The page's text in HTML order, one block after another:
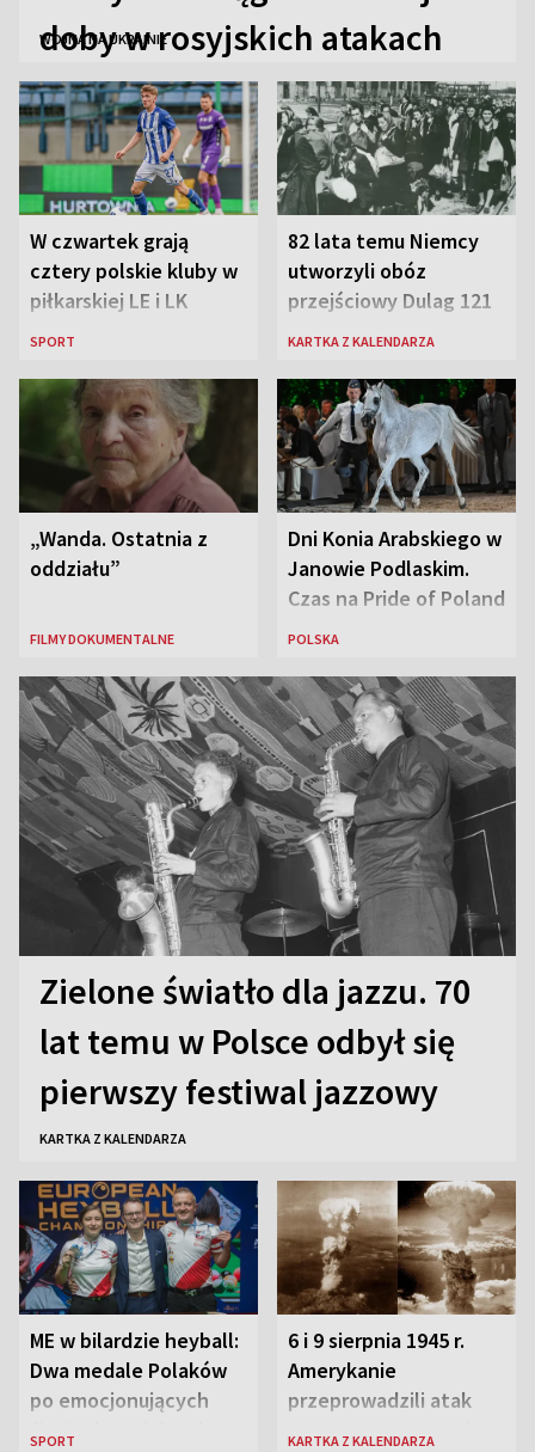
doby w rosyjskich atakach
WOJNA NA UKRAINIE
W czwartek grają
cztery polskie kluby w
piłkarskiej LE i LK
SPORT
82 lata temu Niemcy
utworzyli obóz
przejściowy Dulag 121
KARTKA Z KALENDARZA
„Wanda. Ostatnia z
oddziału”
FILMY DOKUMENTALNE
Dni Konia Arabskiego w
Janowie Podlaskim.
Czas na Pride of Poland
POLSKA
Zielone światło dla jazzu. 70
lat temu w Polsce odbył się
pierwszy festiwal jazzowy
KARTKA Z KALENDARZA
ME w bilardzie heyball:
Dwa medale Polaków
po emocjonujących
finałach w Kielcach
SPORT
6 i 9 sierpnia 1945 r.
Amerykanie
przeprowadzili atak
atomowy na Hiroszimę
KARTKA Z KALENDARZA